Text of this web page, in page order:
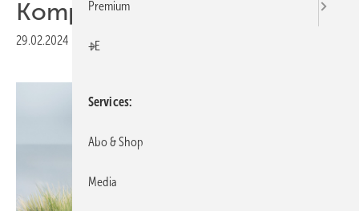
Komplett­systeme
29.02.2024 Druckvorschau
Premium
+E
Services
Abo & Shop
Media